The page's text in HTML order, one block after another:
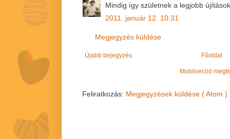
Mindig így születnek a legjobb
2011. január 12. 10:31
Megjegyzés küldése
Újabb bejegyzés Főoldal
Mobilverzió
Feliratkozás: Megjegyzések küldése ( Atom )